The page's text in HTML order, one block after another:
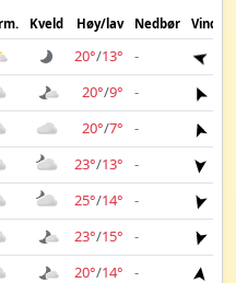
Kveld Høy/lav Nedbør Vind
20°/13° -
20°/9° -
20°/7° -
23°/13° -
25°/14° -
23°/15° -
20°/14° -